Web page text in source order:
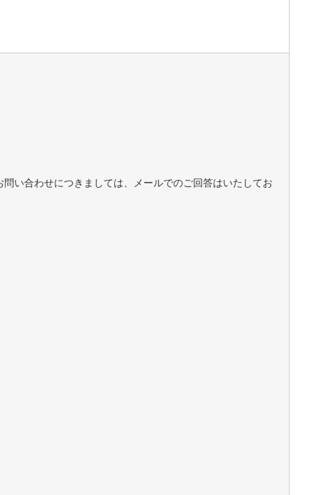
い合わせにつきましては、メールでのご回答はいたしてお